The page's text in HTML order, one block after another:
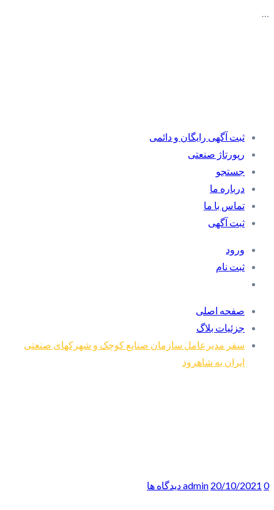
…
ثبت آگهی رایگان و دائمی
رپورتاژ صنعتی
جستجو
درباره ما
تماس با ما
ثبت آگهی
ورود
ثبت نام
صفحه اصلی
جزئیات بلاگ
سفر مدیرعامل سازمان صنایع کوچک و شهرکهای صنعتی
ایران به شاهرود
admin 20/10/2021 0 دیدگاه ها